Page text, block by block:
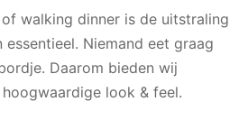
walking dinner is de uitstraling
Niemand eet graag
Daarom bieden wij
look & feel.